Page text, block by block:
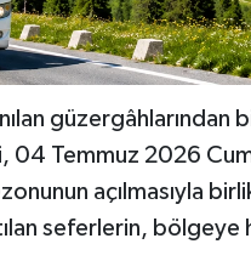
güzergâhlarından
04 Temmuz 2026
açılmasıyla
seferlerin,